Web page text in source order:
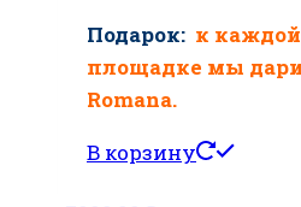
Подарок: к
площадке мы
Romana.
В корзину